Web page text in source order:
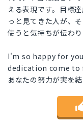
える表現です。目標
っと見てきた人が、
使うと気持ちが伝わり
I'm so happy for
dedication come
あなたの努力が実を